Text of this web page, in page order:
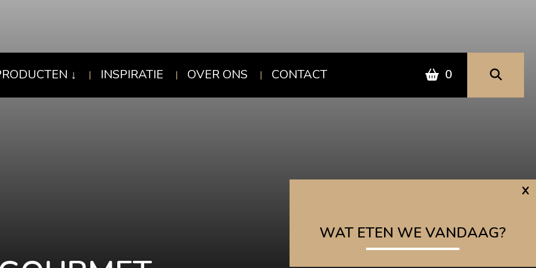
INSPIRATIE OVER ONS CONTACT 0
x
WAT ETEN WE VANDAAG?